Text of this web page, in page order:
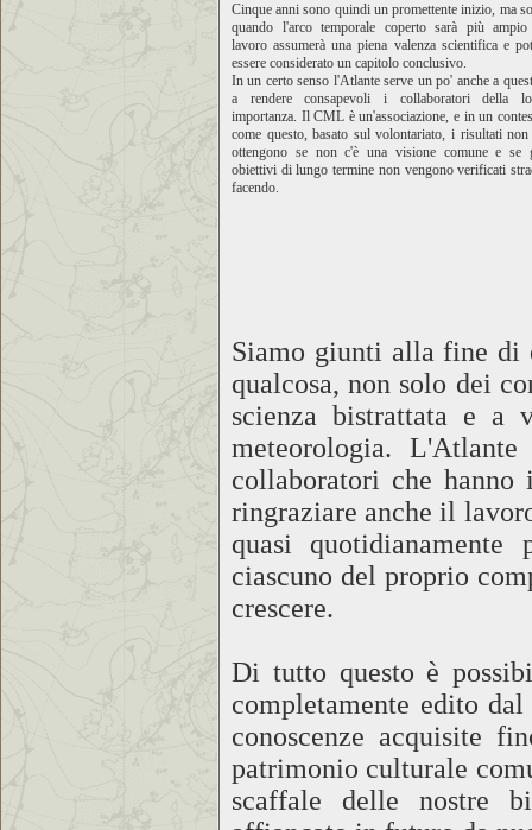
Cinque anni sono quindi un promettente inizio, ma
quando l'arco temporale coperto sarà più
lavoro assumerà una piena valenza scientifica e
essere considerato un capitolo conclusivo.
In un certo senso l'Atlante serve un po' anche a
a rendere consapevoli i collaboratori della
importanza. Il CML è un'associazione, e in un
come questo, basato sul volontariato, i risultati
ottengono se non c'è una visione comune e se
obiettivi di lungo termine non vengono verificati
facendo.
Siamo giunti alla fine di
qualcosa, non solo dei
scienza bistrattata e a
meteorologia.
collaboratori che hanno
ringraziare anche il
quasi quotidianamente
ciascuno del proprio
crescere.
Di tutto questo è
completamente edito
conoscenze acquisite
patrimonio culturale
scaffale delle nostre